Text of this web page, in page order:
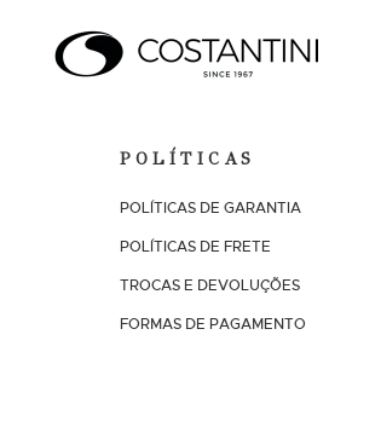
POLÍTICAS
POLÍTICAS DE GARANTIA
POLÍTICAS DE FRETE
TROCAS E DEVOLUÇÕES
FORMAS DE PAGAMENTO